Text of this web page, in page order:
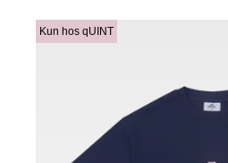
Kun hos qUINT